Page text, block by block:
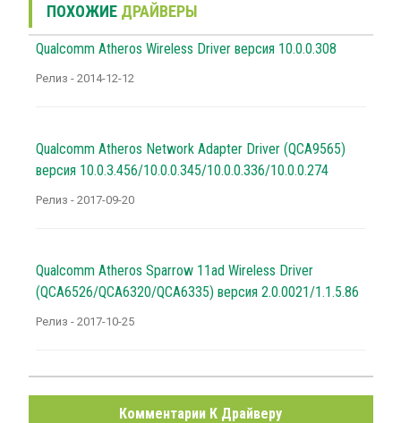
ПОХОЖИЕ ДРАЙВЕРЫ
Qualcomm Atheros Wireless Driver версия 10.0.0.308
Релиз - 2014-12-12
Qualcomm Atheros Network Adapter Driver (QCA9565)
версия 10.0.3.456/10.0.0.345/10.0.0.336/10.0.0.274
Релиз - 2017-09-20
Qualcomm Atheros Sparrow 11ad Wireless Driver
(QCA6526/QCA6320/QCA6335) версия 2.0.0021/1.1.5.86
Релиз - 2017-10-25
Комментарии К Драйверу